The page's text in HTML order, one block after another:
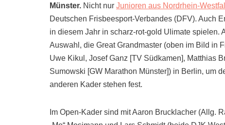
Münster. Nicht nur Junioren aus Nordrhein-
Deutschen Frisbeesport-Verbandes (DFV). Auch
in diesem Jahr in scharz-rot-gold Ulimate spielen.
Auswahl, die Great Grandmaster (oben im Bild in
Uwe Kikul, Josef Ganz [TV Südkamen], Matthias
Sumowski [GW Marathon Münster]) in Berlin, um
anderen Kader stehen fest.
Im Open-Kader sind mit Aaron Brucklacher (Allg.